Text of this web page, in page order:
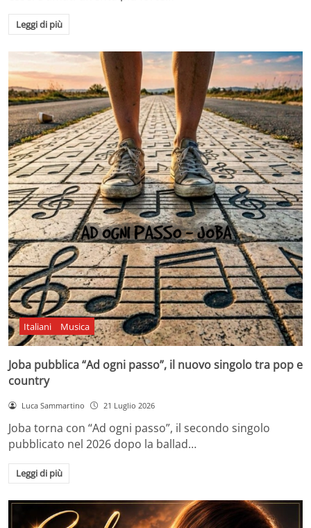
Leggi di più
Italiani Musica
Joba pubblica “Ad ogni passo”, il nuovo singolo tra pop e
country
Luca Sammartino 21 Luglio 2026
Joba torna con “Ad ogni passo”, il secondo singolo
pubblicato nel 2026 dopo la ballad…
Leggi di più